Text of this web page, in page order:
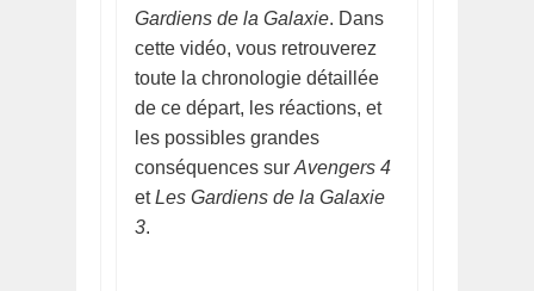
Gardiens de la Galaxie. Dans
cette vidéo, vous retrouverez
toute la chronologie détaillée
de ce départ, les réactions, et
les possibles grandes
conséquences sur Avengers 4
etLes Gardiens de la Galaxie
3.